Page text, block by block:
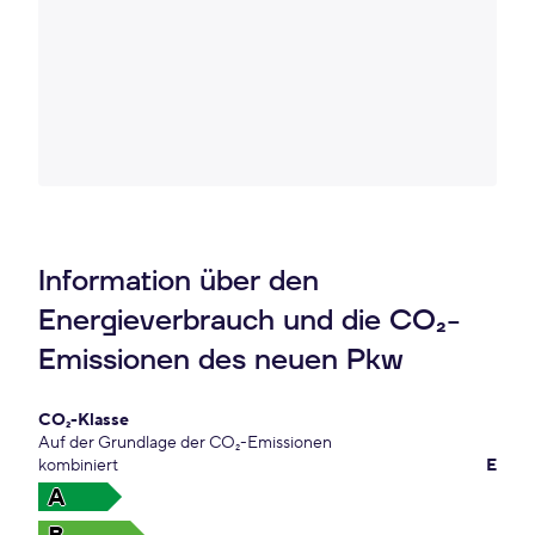
Information über den
Energieverbrauch und die CO₂-
Emissionen des neuen Pkw
CO₂-Klasse
Auf der Grundlage der CO₂-Emissionen
kombiniert
E
A